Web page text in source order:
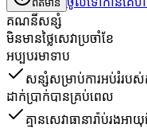
ព័ត៌មាន
គណនី​សន្សំ
មិនមានថ្លៃសេវាប្រចាំខែ
អប្បបរមាទាប
សន្សំសម្រាប់ការអប់រំរបស់
ដាក់ប្រាក់បានគ្រប់ពេល
គ្មានសេវាធានារ៉ាប់រងអ